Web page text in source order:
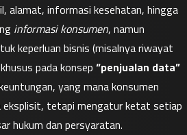
alamat, informasi kesehatan, hingga
informasi konsumen, namun
keperluan bisnis (misalnya riwayat
pada konsep “penjualan data”
yang mana konsumen
tetapi mengatur ketat setiap
hukum dan persyaratan.